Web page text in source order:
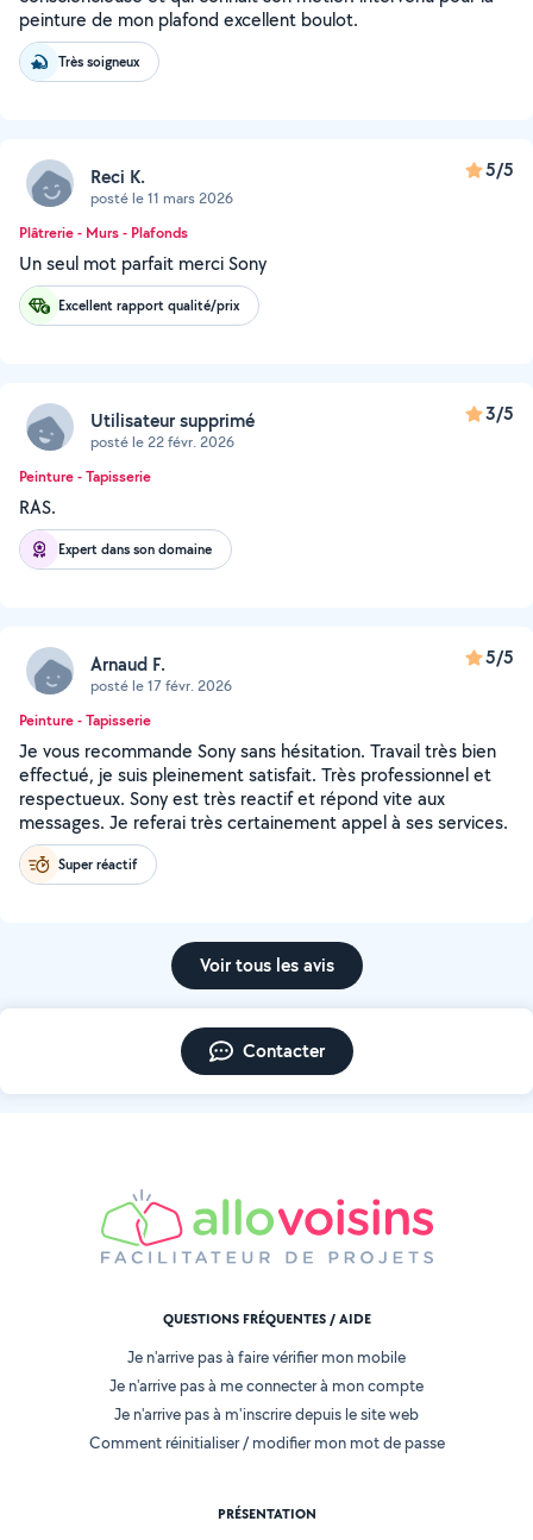
peinture de mon plafond excellent boulot.
Très soigneux
Reci K.
posté le 11 mars 2026
5/5
Plâtrerie - Murs - Plafonds
Un seul mot parfait merci Sony
Excellent rapport qualité/prix
Utilisateur supprimé
posté le 22 févr. 2026
3/5
Peinture - Tapisserie
RAS.
Expert dans son domaine
Arnaud F.
posté le 17 févr. 2026
5/5
Peinture - Tapisserie
Je vous recommande Sony sans hésitation. Travail très bien
effectué, je suis pleinement satisfait. Très professionnel et
respectueux. Sony est très reactif et répond vite aux
messages. Je referai très certainement appel à ses services.
Super réactif
Voir tous les avis
Contacter
QUESTIONS FRÉQUENTES / AIDE
Je n'arrive pas à faire vérifier mon mobile
Je n'arrive pas à me connecter à mon compte
Je n'arrive pas à m'inscrire depuis le site web
Comment réinitialiser / modifier mon mot de passe
PRÉSENTATION